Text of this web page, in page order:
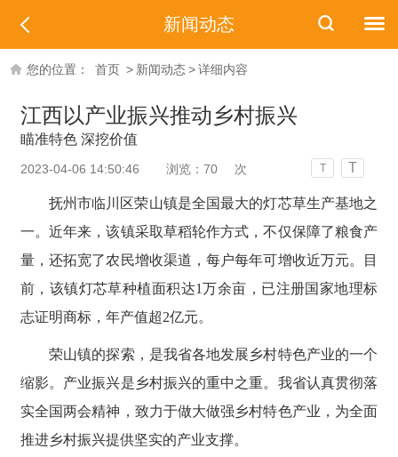
新闻动态
您的位置： 首页 > 新闻动态>详细内容
江西以产业振兴推动乡村振兴
瞄准特色 深挖价值
2023-04-06 14:50:46 浏览： 70 次 T T
抚州市临川区荣山镇是全国最大的灯芯草生产基地之
一。近年来，该镇采取草稻轮作方式，不仅保障了粮食产
量，还拓宽了农民增收渠道，每户每年可增收近万元。目
前，该镇灯芯草种植面积达1万余亩，已注册国家地理标
志证明商标，年产值超2亿元。
荣山镇的探索，是我省各地发展乡村特色产业的一个
缩影。产业振兴是乡村振兴的重中之重。我省认真贯彻落
实全国两会精神，致力于做大做强乡村特色产业，为全面
推进乡村振兴提供坚实的产业支撑。